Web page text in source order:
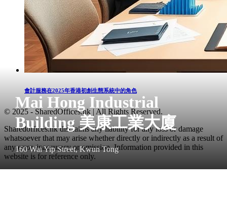
Mai Hong Industrial
Building 美康工業大廈
160 Wai Yip Street, Kwun Tong
會計服務在2025年香港初創生態系統中的角色
© 2025 - SharedOffices.hk | All Rights Reserved.
Sharedoffices.hk disclaims any liability for any loss or damage
whatsoever that may arise whether directly or indirectly as a result of
any error, inaccuracy or omission. Information provided in this
website is for reference only.